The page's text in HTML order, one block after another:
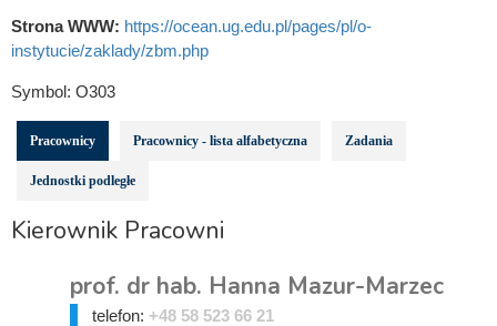
Strona WWW: https://ocean.ug.edu.pl/pages/pl/o-
instytucie/zaklady/zbm.php
Symbol: O303
Pracownicy Pracownicy - lista alfabetyczna Zadania
Jednostki podległe
Kierownik Pracowni
prof. dr hab. Hanna Mazur-Marzec
telefon: +48 58 523 66 21